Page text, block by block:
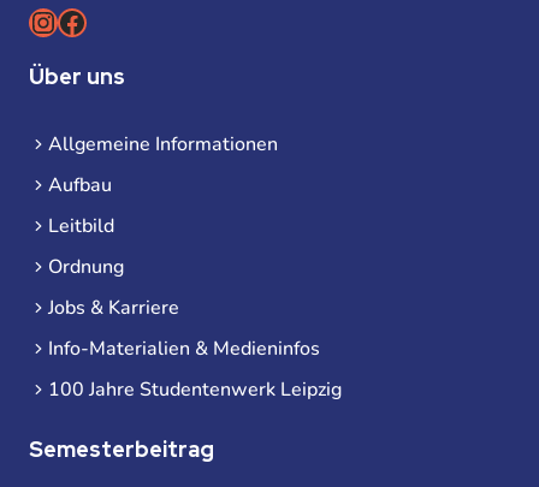
Instagram
Facebook
Über uns
Allgemeine Informationen
Aufbau
Leitbild
Ordnung
Jobs & Karriere
Info-Materialien & Medieninfos
100 Jahre Studentenwerk Leipzig
Semesterbeitrag